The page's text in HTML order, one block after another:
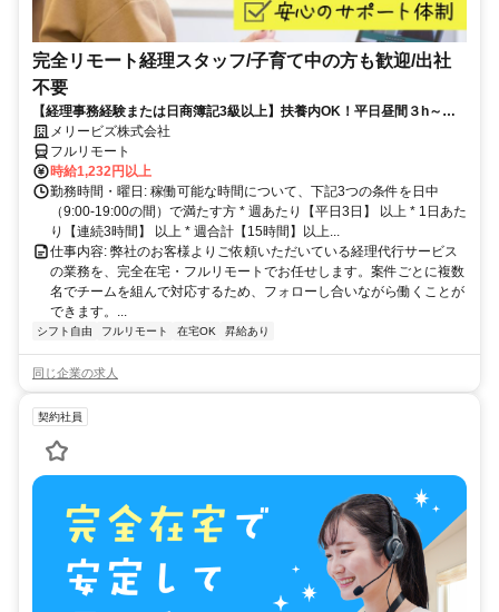
完全リモート経理スタッフ/子育て中の方も歓迎/出社
不要
【経理事務経験または日商簿記3級以上】扶養内OK！平日昼間３h～。
完全在宅で育児・介護中の方も大歓迎♪
メリービズ株式会社
フルリモート
時給1,232円以上
勤務時間・曜日: 稼働可能な時間について、下記3つの条件を日中
（9:00-19:00の間）で満たす方 * 週あたり【平日3日】 以上 * 1日あた
り【連続3時間】 以上 * 週合計【15時間】以上...
仕事内容: 弊社のお客様よりご依頼いただいている経理代行サービス
の業務を、完全在宅・フルリモートでお任せします。案件ごとに複数
名でチームを組んで対応するため、フォローし合いながら働くことが
できます。...
シフト自由 フルリモート 在宅OK 昇給あり
同じ企業の求人
契約社員